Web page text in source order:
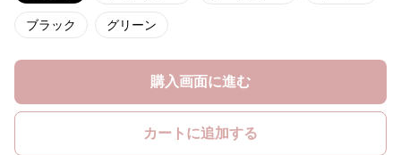
ブラック グリーン
購入画面に進む
カートに追加する